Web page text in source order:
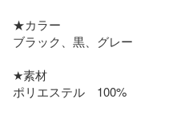
★カラー
ブラック、黒、グレー
★素材
ポリエステル　100%